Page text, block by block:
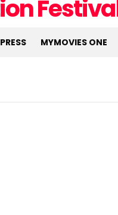
PRESS MYMOVIES ONE